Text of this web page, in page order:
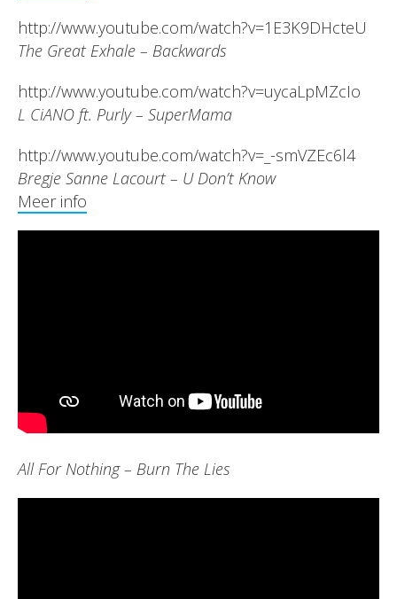
http://www.youtube.com/watch?v=1E3K9DHcteU
The Great Exhale – Backwards
http://www.youtube.com/watch?v=uycaLpMZcIo
L CiANO ft. Purly – SuperMama
http://www.youtube.com/watch?v=_-smVZEc6l4
Bregje Sanne Lacourt – U Don’t Know
Meer info
All For Nothing – Burn The Lies